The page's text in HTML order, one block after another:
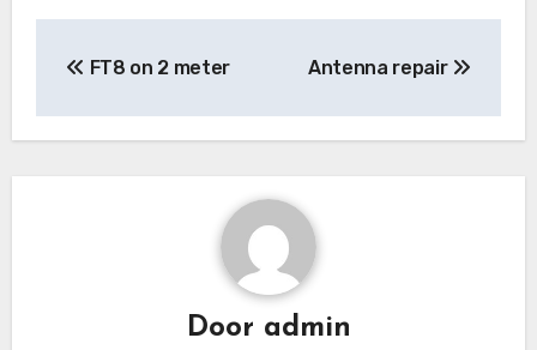
FT8 on 2 meter Antenna repair
Door admin